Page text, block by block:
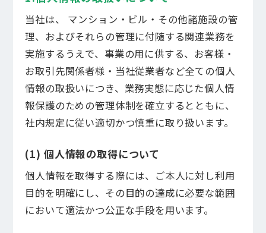
組合運営サポート
透明会計サポート
安心清掃サポート
建物管理サポート
緊急対応サポート
当社は、 マンション・ビル・その他諸施設の管
理、およびそれらの管理に付随する関連業務を
実施するうえで、事業の用に供する、お客様・
お取引先関係者様・当社従業者など全ての個人
情報の取扱いにつき、業務実態に応じた個人情
報保護のための管理体制を確立するとともに、
社内規定に従い適切かつ慎重に取り扱います。
(1) 個人情報の取得について
個人情報を取得する際には、ご本人に対し利用
目的を明確にし、その目的の達成に必要な範囲
において適法かつ公正な手段を用います。